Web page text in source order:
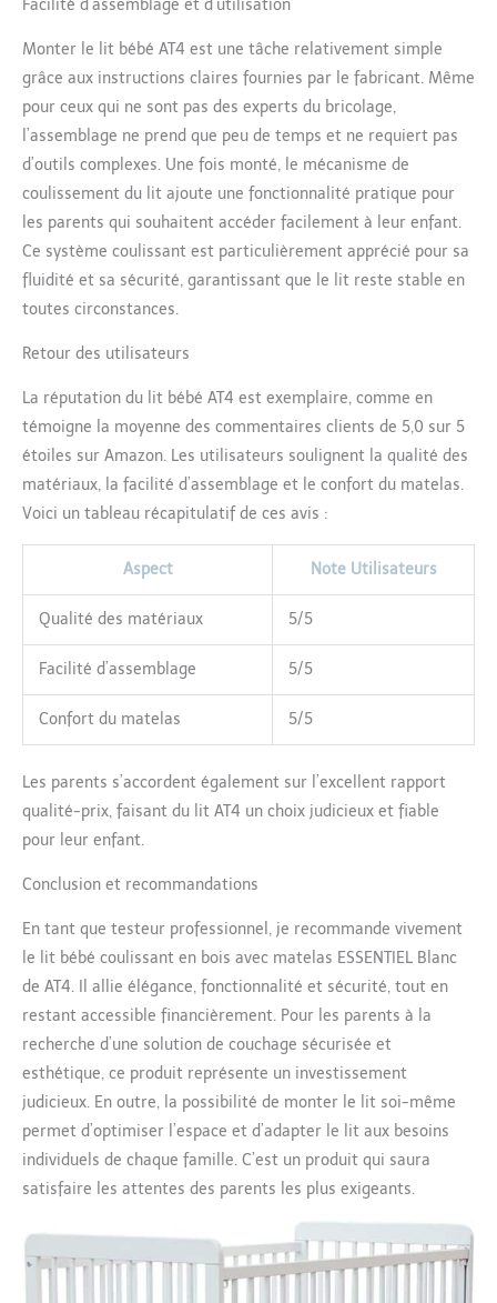
Facilité d’assemblage et d’utilisation
Monter le lit bébé AT4 est une tâche relativement simple
grâce aux instructions claires fournies par le fabricant. Même
pour ceux qui ne sont pas des experts du bricolage,
l’assemblage ne prend que peu de temps et ne requiert pas
d’outils complexes. Une fois monté, le mécanisme de
coulissement du lit ajoute une fonctionnalité pratique pour
les parents qui souhaitent accéder facilement à leur enfant.
Ce système coulissant est particulièrement apprécié pour sa
fluidité et sa sécurité, garantissant que le lit reste stable en
toutes circonstances.
Retour des utilisateurs
La réputation du lit bébé AT4 est exemplaire, comme en
témoigne la moyenne des commentaires clients de 5,0 sur 5
étoiles sur Amazon. Les utilisateurs soulignent la qualité des
matériaux, la facilité d’assemblage et le confort du matelas.
Voici un tableau récapitulatif de ces avis :
Aspect Note Utilisateurs
Qualité des matériaux 5/5
Facilité d’assemblage 5/5
Confort du matelas 5/5
Les parents s’accordent également sur l’excellent rapport
qualité-prix, faisant du lit AT4 un choix judicieux et fiable
pour leur enfant.
Conclusion et recommandations
En tant que testeur professionnel, je recommande vivement
le lit bébé coulissant en bois avec matelas ESSENTIEL Blanc
de AT4. Il allie élégance, fonctionnalité et sécurité, tout en
restant accessible financièrement. Pour les parents à la
recherche d’une solution de couchage sécurisée et
esthétique, ce produit représente un investissement
judicieux. En outre, la possibilité de monter le lit soi-même
permet d’optimiser l’espace et d’adapter le lit aux besoins
individuels de chaque famille. C’est un produit qui saura
satisfaire les attentes des parents les plus exigeants.